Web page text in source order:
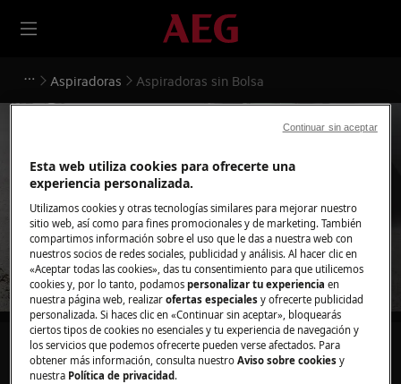
Aspiradoras Aspiradoras sin Bolsa
Apoyo para Aspiradoras sin
Bolsa
Busca entre nuestros artículos de soporte
Esta web utiliza cookies para ofrecerte una
experiencia personalizada.
Utilizamos cookies y otras tecnologías similares para mejorar nuestro
sitio web, así como para fines promocionales y de marketing. También
compartimos información sobre el uso que le das a nuestra web con
nuestros socios de redes sociales, publicidad y análisis. Al hacer clic en
«Aceptar todas las cookies», das tu consentimiento para que utilicemos
cookies y, por lo tanto, podamospersonalizar tu experienciaen
nuestra página web, realizarofertas especiales y ofrecerte publicidad
personalizada. Si haces clic en «Continuar sin aceptar», bloquearás
ciertos tipos de cookies no esenciales y tu experiencia de navegación y
los servicios que podemos ofrecerte pueden verse afectados. Para
obtener más información, consulta nuestroAviso sobre cookies y
nuestra Política de privacidad .
Continuar sin aceptar